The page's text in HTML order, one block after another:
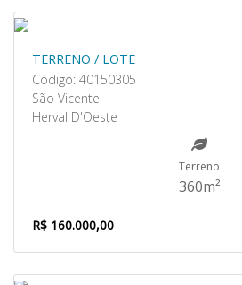
TERRENO / LOTE
Código: 40150305
São Vicente
Herval D'Oeste
Terreno
360m²
R$ 160.000,00